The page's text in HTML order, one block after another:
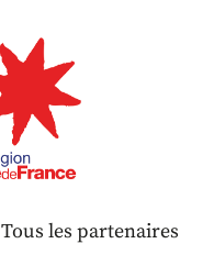
Tous les partenaires